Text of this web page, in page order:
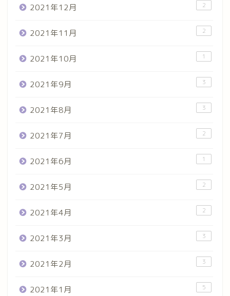
2021年12月 2
2021年11月 2
2021年10月 1
2021年9月 3
2021年8月 3
2021年7月 2
2021年6月 1
2021年5月 2
2021年4月 2
2021年3月 3
2021年2月 3
2021年1月 5